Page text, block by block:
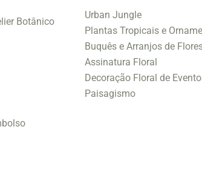
Botânico
Urban Jungle
Plantas Tropicais e
Buquês e Arranjos de
Assinatura Floral
Decoração Floral de
Paisagismo